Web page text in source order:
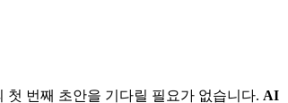
번째 초안을 기다릴 필요가 없습니다. AI